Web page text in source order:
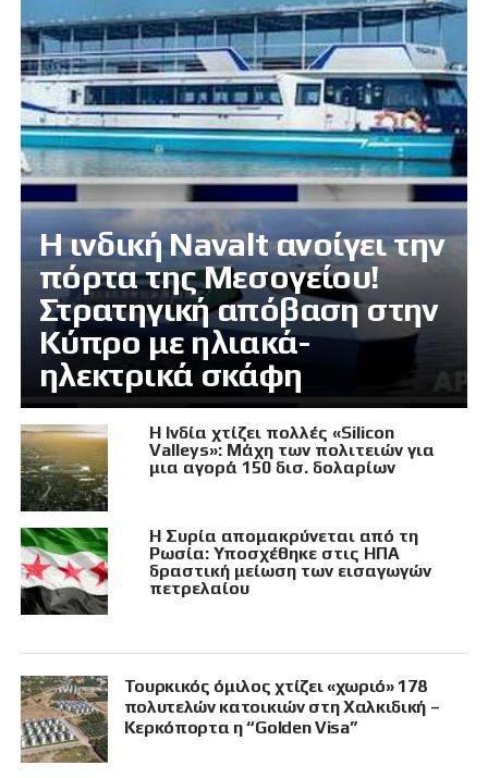
Η ινδική Navalt ανοίγει την
πόρτα της Μεσογείου!
Στρατηγική απόβαση στην
Κύπρο με ηλιακά-
ηλεκτρικά σκάφη
Η Ινδία χτίζει πολλές «Silicon
Valleys»: Μάχη των πολιτειών για
μια αγορά 150 δισ. δολαρίων
Η Συρία απομακρύνεται από τη
Ρωσία: Υποσχέθηκε στις ΗΠΑ
δραστική μείωση των εισαγωγών
πετρελαίου
Τουρκικός όμιλος χτίζει «χωριό» 178
πολυτελών κατοικιών στη Χαλκιδική –
Κερκόπορτα η “Golden Visa”